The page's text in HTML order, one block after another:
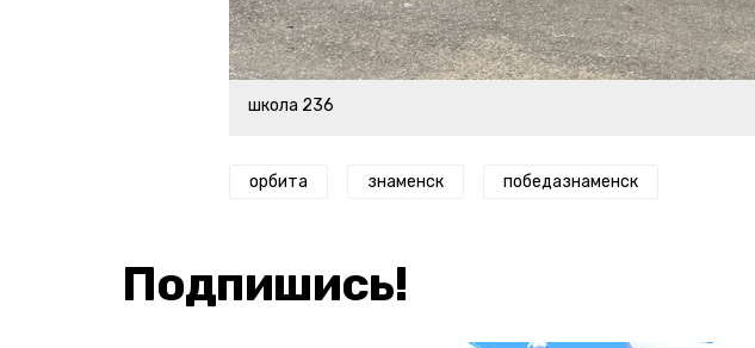
школа 236
орбита знаменск победазнаменск
Подпишись!